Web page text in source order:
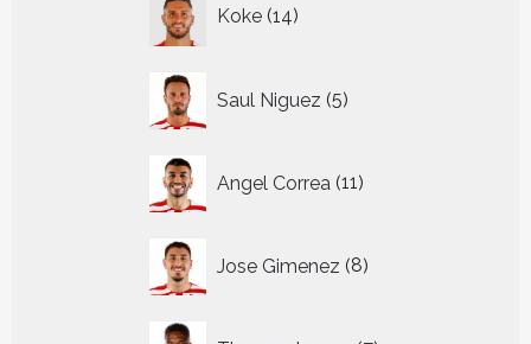
Koke 14
producten
Saul Niguez 5
producten
Angel Correa 11
producten
Jose Gimenez 8
producten